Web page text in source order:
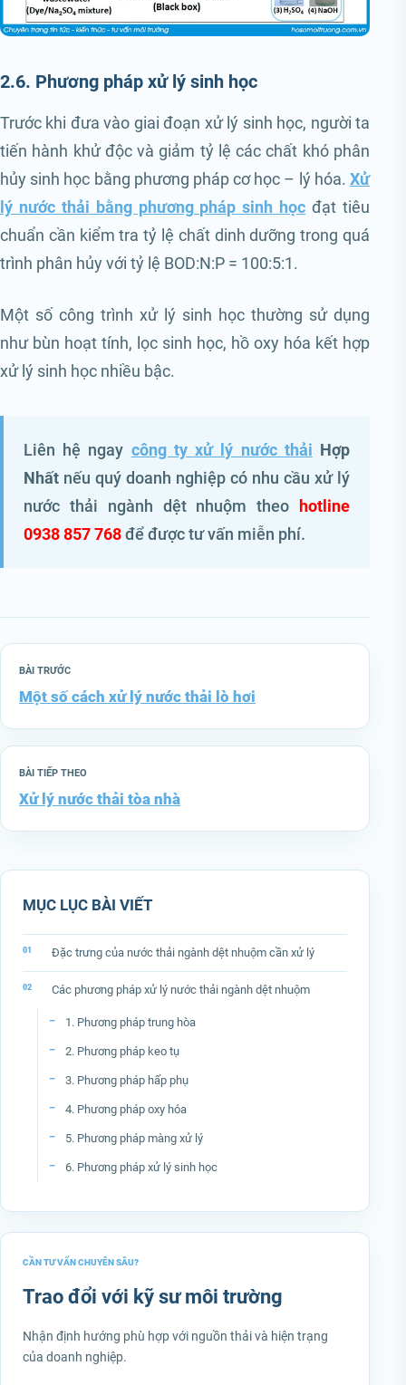
2.6. Phương pháp xử lý sinh học
Trước khi đưa vào giai đoạn xử lý sinh học, người ta
tiến hành khử độc và giảm tỷ lệ các chất khó phân
hủy sinh học bằng phương pháp cơ học – lý hóa. Xử
lý nước thải bằng phương pháp sinh học đạt tiêu
chuẩn cần kiểm tra tỷ lệ chất dinh dưỡng trong quá
trình phân hủy với tỷ lệ BOD:N:P = 100:5:1.
Một số công trình xử lý sinh học thường sử dụng
như bùn hoạt tính, lọc sinh học, hồ oxy hóa kết hợp
xử lý sinh học nhiều bậc.
Liên hệ ngay công ty xử lý nước thải Hợp
Nhất nếu quý doanh nghiệp có nhu cầu xử lý
nước thải ngành dệt nhuộm theo
hotline
0938 857 768để được tư vấn miễn phí.
BÀI TRƯỚC
Một số cách xử lý nước thải lò hơi
BÀI TIẾP THEO
Xử lý nước thải tòa nhà
MỤC LỤC BÀI VIẾT
Đặc trưng của nước thải ngành dệt nhuộm cần xử lý
Các phương pháp xử lý nước thải ngành dệt nhuộm
1. Phương pháp trung hòa
2. Phương pháp keo tụ
3. Phương pháp hấp phụ
4. Phương pháp oxy hóa
5. Phương pháp màng xử lý
6. Phương pháp xử lý sinh học
CẦN TƯ VẤN CHUYÊN SÂU?
Trao đổi với kỹ sư môi trường
Nhận định hướng phù hợp với nguồn thải và hiện trạng
của doanh nghiệp.